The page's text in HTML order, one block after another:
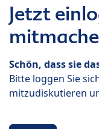
Jetzt
Schön, dass sie
Bitte loggen Sie
mitzudiskutieren